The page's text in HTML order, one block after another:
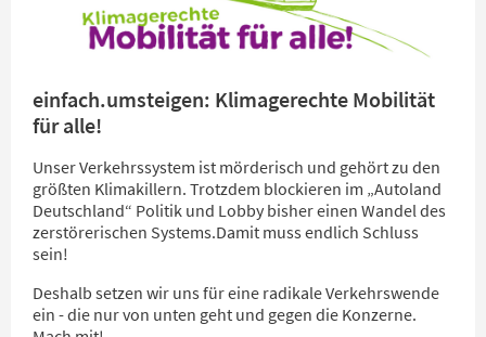
einfach.umsteigen: Klimagerechte Mobilität
für alle!
Unser Verkehrssystem ist mörderisch und gehört zu den
größten Klimakillern. Trotzdem blockieren im „Autoland
Deutschland“ Politik und Lobby bisher einen Wandel des
zerstörerischen Systems.Damit muss endlich Schluss
sein!
Deshalb setzen wir uns für eine radikale Verkehrswende
ein - die nur von unten geht und gegen die Konzerne.